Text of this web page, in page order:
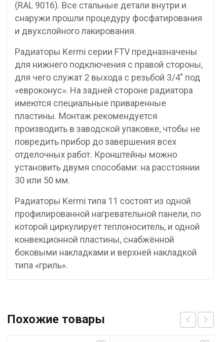
(RAL 9016). Все стальные детали внутри и
снаружи прошли процедуру фосфатирования
и двухслойного лакирования.
Радиаторы Kermi серии FTV предназначены
для нижнего подключения с правой стороны,
для чего служат 2 выхода с резьбой 3/4″ под
«евроконус». На задней стороне радиатора
имеются специальные приваренные
пластины. Монтаж рекомендуется
производить в заводской упаковке, чтобы не
повредить прибор до завершения всех
отделочных работ. Кронштейны можно
установить двумя способами: на расстоянии
30 или 50 мм.
Радиаторы Kermi типа 11 состоят из одной
профилированной нагревательной панели, по
которой циркулирует теплоноситель, и одной
конвекционной пластины, снабжённой
боковыми накладками и верхней накладкой
типа «гриль».
Похожие товары